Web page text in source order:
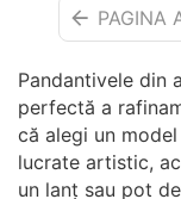
Pandantivele din
perfectă a
că alegi un
lucrate artistic,
un lanț sau pot
PAGINA